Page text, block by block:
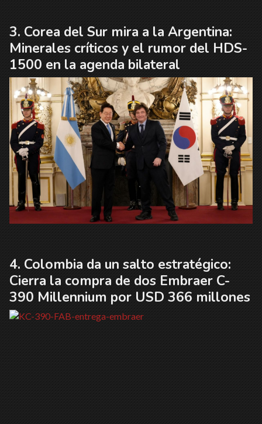
Corea del Sur mira a la Argentina:
Minerales críticos y el rumor del HDS-
1500 en la agenda bilateral
Colombia da un salto estratégico:
Cierra la compra de dos Embraer C-
390 Millennium por USD 366 millones